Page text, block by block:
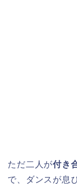
ただ二人が付き
で、ダンスが息